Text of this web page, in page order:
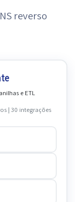
reverso
e ETL
| 30 integrações